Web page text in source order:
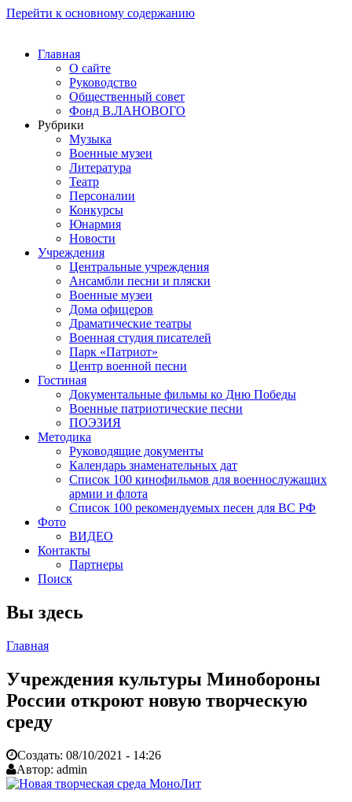
Перейти к основному содержанию
Главная
О сайте
Руководство
Общественный совет
Фонд В.ЛАНОВОГО
Рубрики
Музыка
Военные музеи
Литература
Театр
Персоналии
Конкурсы
Юнармия
Новости
Учреждения
Центральные учреждения
Ансамбли песни и пляски
Военные музеи
Дома офицеров
Драматические театры
Военная студия писателей
Парк «Патриот»
Центр военной песни
Гостиная
Документальные фильмы ко Дню Победы
Военные патриотические песни
ПОЭЗИЯ
Методика
Руководящие документы
Календарь знаменательных дат
Список 100 кинофильмов для военнослужащих
армии и флота
Список 100 рекомендуемых песен для ВС РФ
Фото
ВИДЕО
Контакты
Партнеры
Поиск
Вы здесь
Главная
Учреждения культуры Минобороны
России откроют новую творческую
среду
Создать: 08/10/2021 - 14:26
Автор: admin